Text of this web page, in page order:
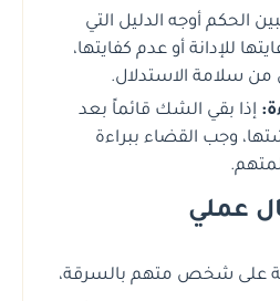
الحكم أوجه الدليل التي
للإدانة أو عدم كفايتها،
من سلامة الاستدلال.
إذا بقي الشك قائماً بعد
وجب القضاء ببراءة
عملي
على شخص متهم بالسرقة،